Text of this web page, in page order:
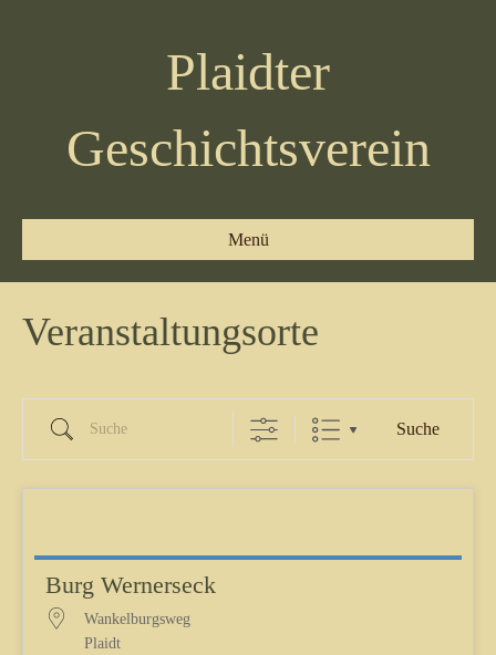
Plaidter
Geschichtsverein
Menü
Veranstaltungsorte
Suche Suche
Burg Wernerseck
Wankelburgsweg
Plaidt